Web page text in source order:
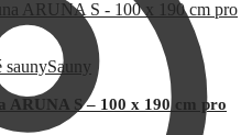
saunySauny
ARUNA S – 100 x 190 cm pro